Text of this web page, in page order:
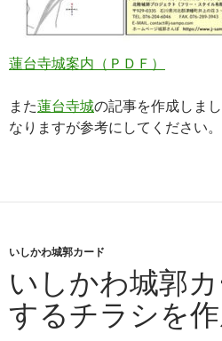
蓮台寺城案内（ＰＤＦ）
また蓮台寺城の記事を作成しま
なりますが参考にしてください。
いしかわ城郭カード
いしかわ城郭
するチラシを